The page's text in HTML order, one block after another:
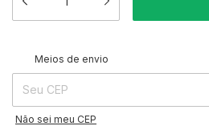
Entregas para o CEP:
Meios de envio
Não sei meu CEP